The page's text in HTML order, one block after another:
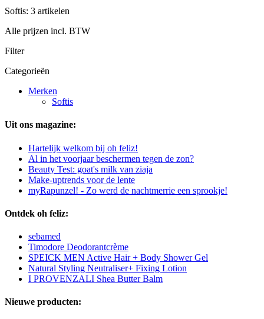
Softis: 3 artikelen
Alle prijzen incl. BTW
Filter
Categorieën
Merken
Softis
Uit ons magazine:
Hartelijk welkom bij oh feliz!
Al in het voorjaar beschermen tegen de zon?
Beauty Test: goat's milk van ziaja
Make-uptrends voor de lente
myRapunzel! - Zo werd de nachtmerrie een sprookje!
Ontdek oh feliz:
sebamed
Timodore Deodorantcrème
SPEICK MEN Active Hair + Body Shower Gel
Natural Styling Neutraliser+ Fixing Lotion
I PROVENZALI Shea Butter Balm
Nieuwe producten: